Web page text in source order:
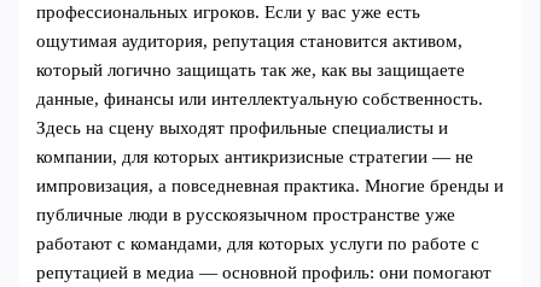
профессиональных игроков. Если у вас уже есть
ощутимая аудитория, репутация становится активом,
который логично защищать так же, как вы защищаете
данные, финансы или интеллектуальную собственность.
Здесь на сцену выходят профильные специалисты и
компании, для которых антикризисные стратегии — не
импровизация, а повседневная практика. Многие бренды и
публичные люди в русскоязычном пространстве уже
работают с командами, для которых услуги по работе с
репутацией в медиа — основной профиль: они помогают